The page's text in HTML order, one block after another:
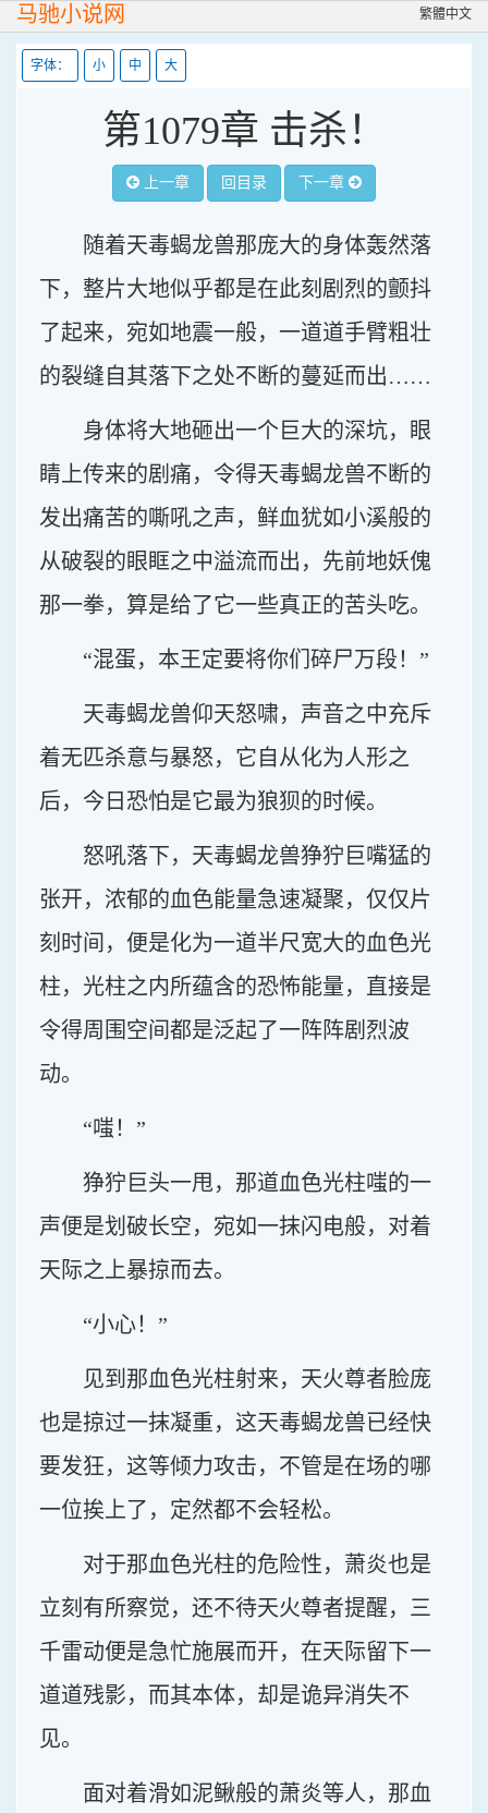
马驰小说网 繁體中文
字体： 小 中 大
第1079章 击杀！
上一章 回目录 下一章
随着天毒蝎龙兽那庞大的身体轰然落
下，整片大地似乎都是在此刻剧烈的颤抖
了起来，宛如地震一般，一道道手臂粗壮
的裂缝自其落下之处不断的蔓延而出……
身体将大地砸出一个巨大的深坑，眼
睛上传来的剧痛，令得天毒蝎龙兽不断的
发出痛苦的嘶吼之声，鲜血犹如小溪般的
从破裂的眼眶之中溢流而出，先前地妖傀
那一拳，算是给了它一些真正的苦头吃。
“混蛋，本王定要将你们碎尸万段！”
天毒蝎龙兽仰天怒啸，声音之中充斥
着无匹杀意与暴怒，它自从化为人形之
后，今日恐怕是它最为狼狈的时候。
怒吼落下，天毒蝎龙兽狰狞巨嘴猛的
张开，浓郁的血色能量急速凝聚，仅仅片
刻时间，便是化为一道半尺宽大的血色光
柱，光柱之内所蕴含的恐怖能量，直接是
令得周围空间都是泛起了一阵阵剧烈波
动。
“嗤！”
狰狞巨头一甩，那道血色光柱嗤的一
声便是划破长空，宛如一抹闪电般，对着
天际之上暴掠而去。
“小心！”
见到那血色光柱射来，天火尊者脸庞
也是掠过一抹凝重，这天毒蝎龙兽已经快
要发狂，这等倾力攻击，不管是在场的哪
一位挨上了，定然都不会轻松。
对于那血色光柱的危险性，萧炎也是
立刻有所察觉，还不待天火尊者提醒，三
千雷动便是急忙施展而开，在天际留下一
道道残影，而其本体，却是诡异消失不
见。
面对着滑如泥鳅般的萧炎等人，那血